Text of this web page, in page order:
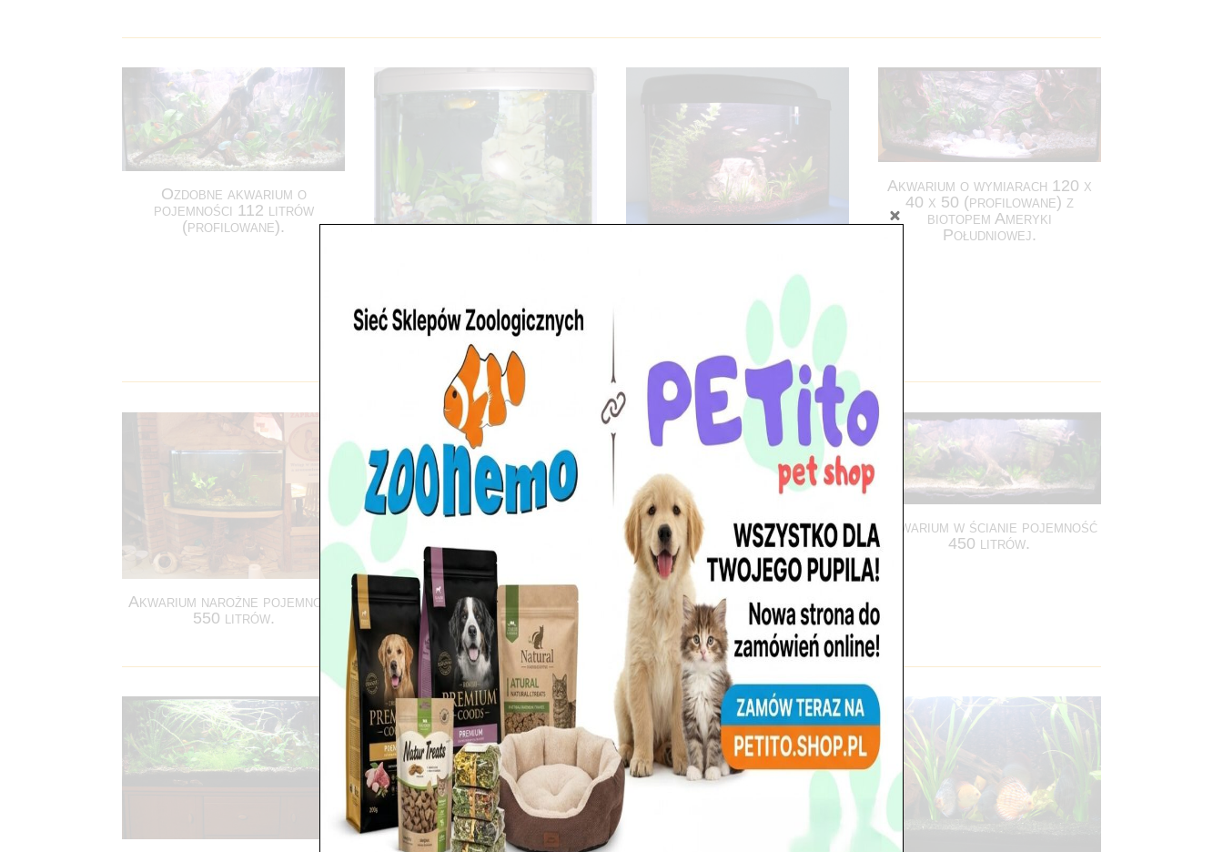
Ozdobne akwarium o
pojemności 112 litrów
(profilowane).
zamówienie w pokoju
dziecinnym.
Akwarium o wymiarach 120 x
40 x 50 (profilowane) z
biotopem Ameryki
Południowej.
Akwarium narożne pojemność
550 litrów.
Akwarium biotopowe
pojemność 200 litrów.
Akwarium w ścianie pojemność
450 litrów.
Akwarium w ścianie pojemność
450 litrów.